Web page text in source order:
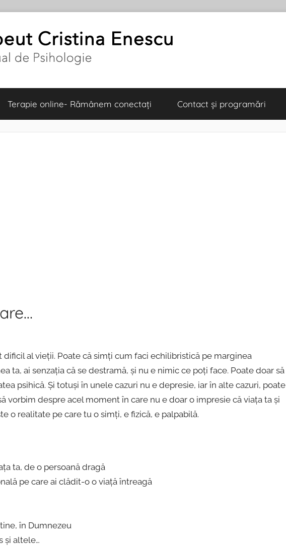
Terapie online- Rămânem conectați Contact și programări
al vieții. Poate că simți cum faci echilibristică pe marginea
ta, ai senzația că se destramă, și nu e nimic ce poți face. Poate doar să
psihică. Și totuși în unele cazuri nu e depresie, iar în alte cazuri, poate
vorbim despre acel moment în care nu e doar o impresie că viața ta și
o realitate pe care tu o simți, e fizică, e palpabilă.
ta, de o persoană dragă
pe care ai clădit-o o viață întreagă
în Dumnezeu
și altele…